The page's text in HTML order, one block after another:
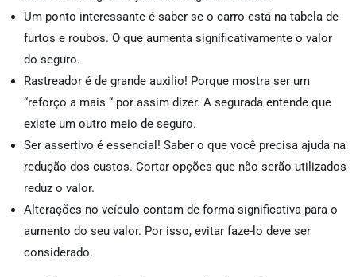
Um ponto interessante é saber se o carro está na tabela de
furtos e roubos. O que aumenta significativamente o valor
do seguro.
Rastreador é de grande auxilio! Porque mostra ser um
“reforço a mais “ por assim dizer. A segurada entende que
existe um outro meio de seguro.
Ser assertivo é essencial! Saber o que você precisa ajuda na
redução dos custos. Cortar opções que não serão utilizados
reduz o valor.
Alterações no veículo contam de forma significativa para o
aumento do seu valor. Por isso, evitar faze-lo deve ser
considerado.